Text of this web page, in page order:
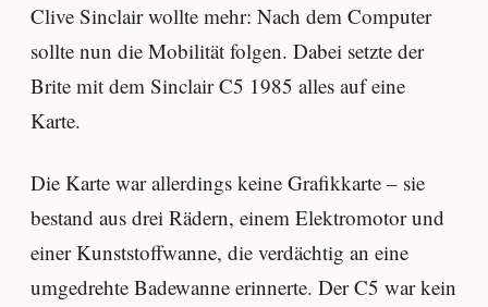
Clive Sinclair wollte mehr: Nach dem Computer
sollte nun die Mobilität folgen. Dabei setzte der
Brite mit dem Sinclair C5 1985 alles auf eine
Karte.
Die Karte war allerdings keine Grafikkarte – sie
bestand aus drei Rädern, einem Elektromotor und
einer Kunststoffwanne, die verdächtig an eine
umgedrehte Badewanne erinnerte. Der C5 war kein